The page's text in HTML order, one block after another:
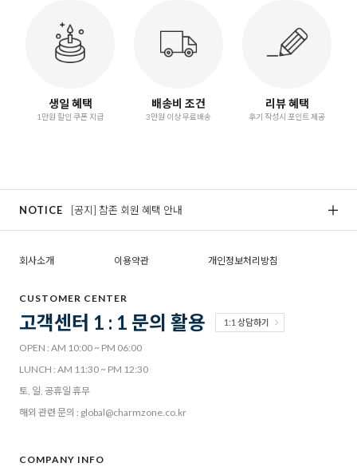
생일 혜택
1만원 할인 쿠폰 지급
배송비 조건
3만원 이상 무료배송
리뷰 혜택
후기 작성시 포인트 제공
NOTICE [공지] 참존 회원 혜택 안내
회사소개 이용약관 개인정보처리방침
CUSTOMER CENTER
고객센터 1 : 1 문의 활용 1:1 상담하기
OPEN : AM 10:00 ~ PM 06:00
LUNCH : AM 11:30 ~ PM 12:30
토, 일, 공휴일 휴무
해외 관련 문의 : global@charmzone.co.kr
COMPANY INFO